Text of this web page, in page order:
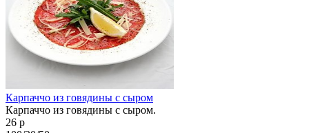
Карпаччо из говядины с сыром
Карпаччо из говядины с сыром.
26 р